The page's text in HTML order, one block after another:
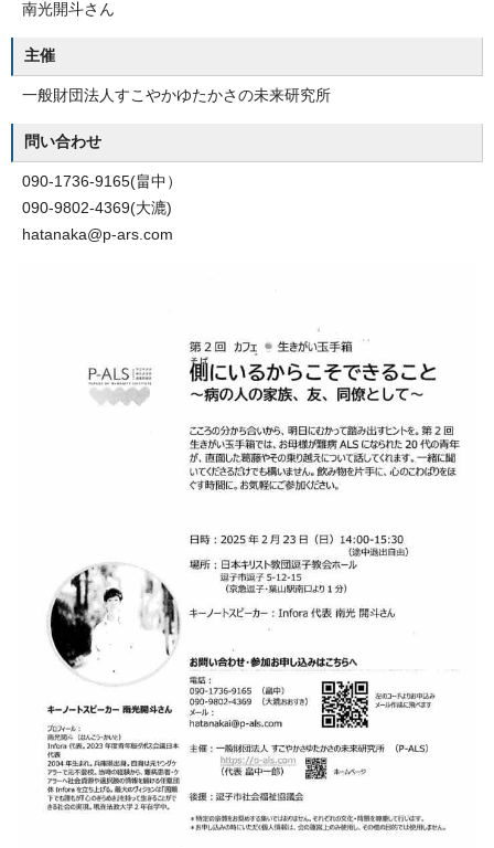
南光開斗さん
主催
一般財団法人すこやかゆたかさの未来研究所
問い合わせ
090-1736-9165(畠中）
090-9802-4369(大漉)
hatanaka@p-ars.com